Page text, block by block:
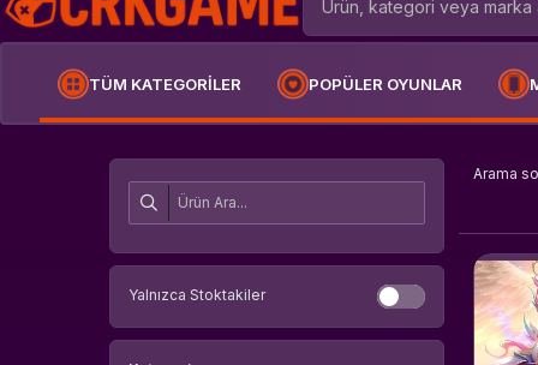
TÜM KATEGORİLER POPÜLER OYUNLAR
Yalnızca Stoktakiler
Arama